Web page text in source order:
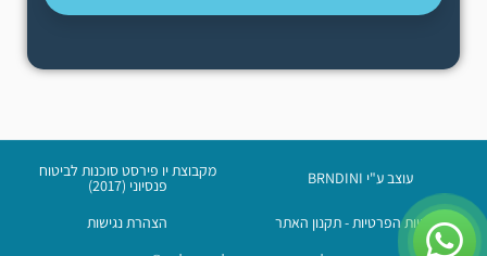
עוצב ע"י BRNDINI מקבוצת יו פירסט סוכנות לביטוח
פנסיוני (2017)
מדיניות הפרטיות - תקנון האתר
הצהרת נגישות